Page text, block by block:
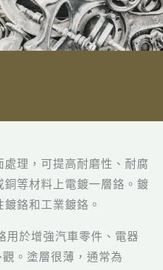
理，可提高耐磨性、耐腐
等材料上電鍍一層鉻。鍍
鉻和工業鍍鉻。
用於增強汽車零件、電器
。塗層很薄，通常為